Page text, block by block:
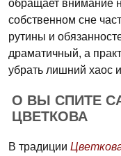
обращает внимание
собственном сне
рутины и
драматичный, а
убрать лишний хаос
О ВЫ СПИТЕ
ЦВЕТКОВА
В традиции